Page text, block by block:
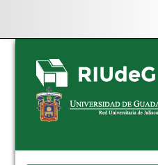
Skip
navigation